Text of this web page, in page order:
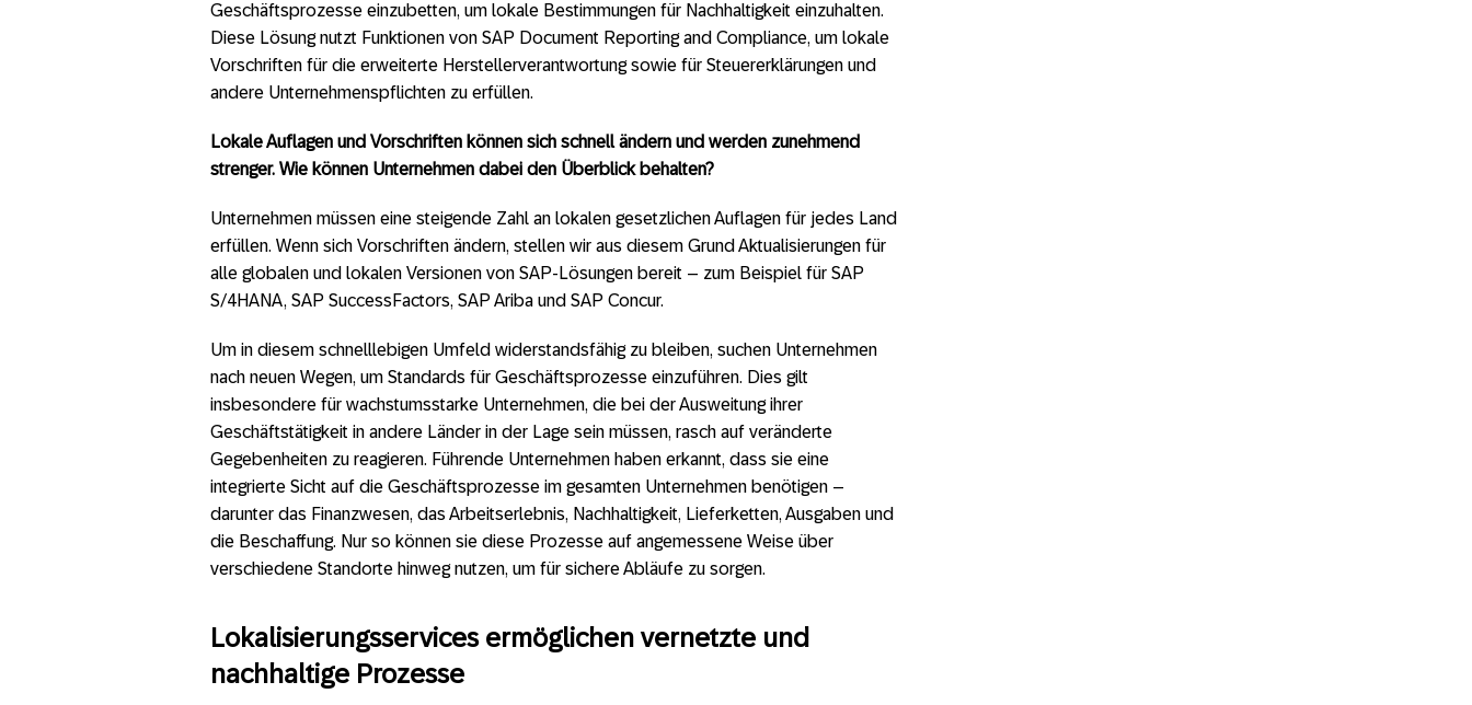
Geschäftsprozesse einzubetten, um lokale Bestimmungen für Nachhaltigkeit einzuhalten.
Diese Lösung nutzt Funktionen von SAP Document Reporting and Compliance, um lokale
Vorschriften für die erweiterte Herstellerverantwortung sowie für Steuererklärungen und
andere Unternehmenspflichten zu erfüllen.
Lokale Auflagen und Vorschriften können sich schnell ändern und werden zunehmend
strenger. Wie können Unternehmen dabei den Überblick behalten?
Unternehmen müssen eine steigende Zahl an lokalen gesetzlichen Auflagen für jedes Land
erfüllen. Wenn sich Vorschriften ändern, stellen wir aus diesem Grund Aktualisierungen für
alle globalen und lokalen Versionen von SAP-Lösungen bereit – zum Beispiel für SAP
S/4HANA, SAP SuccessFactors, SAP Ariba und SAP Concur.
Um in diesem schnelllebigen Umfeld widerstandsfähig zu bleiben, suchen Unternehmen
nach neuen Wegen, um Standards für Geschäftsprozesse einzuführen. Dies gilt
insbesondere für wachstumsstarke Unternehmen, die bei der Ausweitung ihrer
Geschäftstätigkeit in andere Länder in der Lage sein müssen, rasch auf veränderte
Gegebenheiten zu reagieren. Führende Unternehmen haben erkannt, dass sie eine
integrierte Sicht auf die Geschäftsprozesse im gesamten Unternehmen benötigen –
darunter das Finanzwesen, das Arbeitserlebnis, Nachhaltigkeit, Lieferketten, Ausgaben und
die Beschaffung. Nur so können sie diese Prozesse auf angemessene Weise über
verschiedene Standorte hinweg nutzen, um für sichere Abläufe zu sorgen.
Lokalisierungsservices ermöglichen vernetzte und
nachhaltige Prozesse